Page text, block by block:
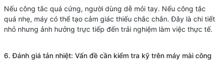
Nếu công tắc quá cứng, người dùng dễ mỏi tay. Nếu công tắc
quá nhẹ, máy có thể tạo cảm giác thiếu chắc chắn. Đây là chi tiết
nhỏ nhưng ảnh hưởng trực tiếp đến trải nghiệm làm việc thực tế.
6. Đánh giá tản nhiệt: Vấn đề cần kiểm tra kỹ trên máy mài công